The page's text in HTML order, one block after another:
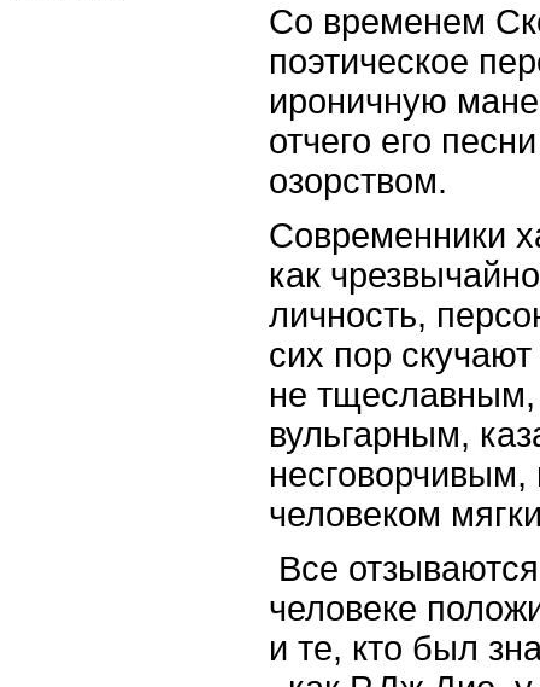
Со временем
поэтическое
ироничную
отчего его
озорством.
Современники
как
личность,
сих пор
не
вульгарным,
человеком
Все
человеке
и те, кто был